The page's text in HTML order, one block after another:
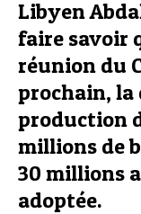
Libyen
faire savoir
réunion du
prochain, la
production
millions de
30 millions
adoptée.